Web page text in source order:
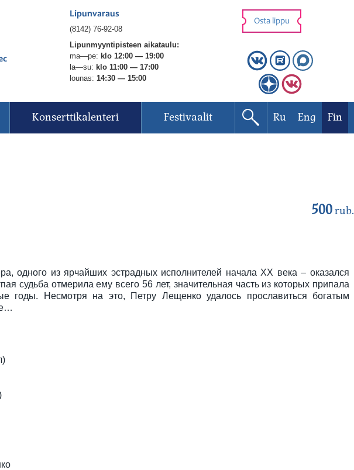
Lipunvaraus
(8142) 76-92-08
Lipunmyyntipisteen aikataulu:
ma—pe: klo 12:00 — 19:00
la—su: klo 11:00 — 17:00
lounas: 14:30 — 15:00
Osta lippu
Konserttikalenteri Festivaalit Ru Eng Fin
500rub.
одного из ярчайших эстрадных исполнителей начала ХХ века – оказался
отмерила ему всего 56 лет, значительная часть из которых припала
Несмотря на это, Петру Лещенко удалось прославиться богатым